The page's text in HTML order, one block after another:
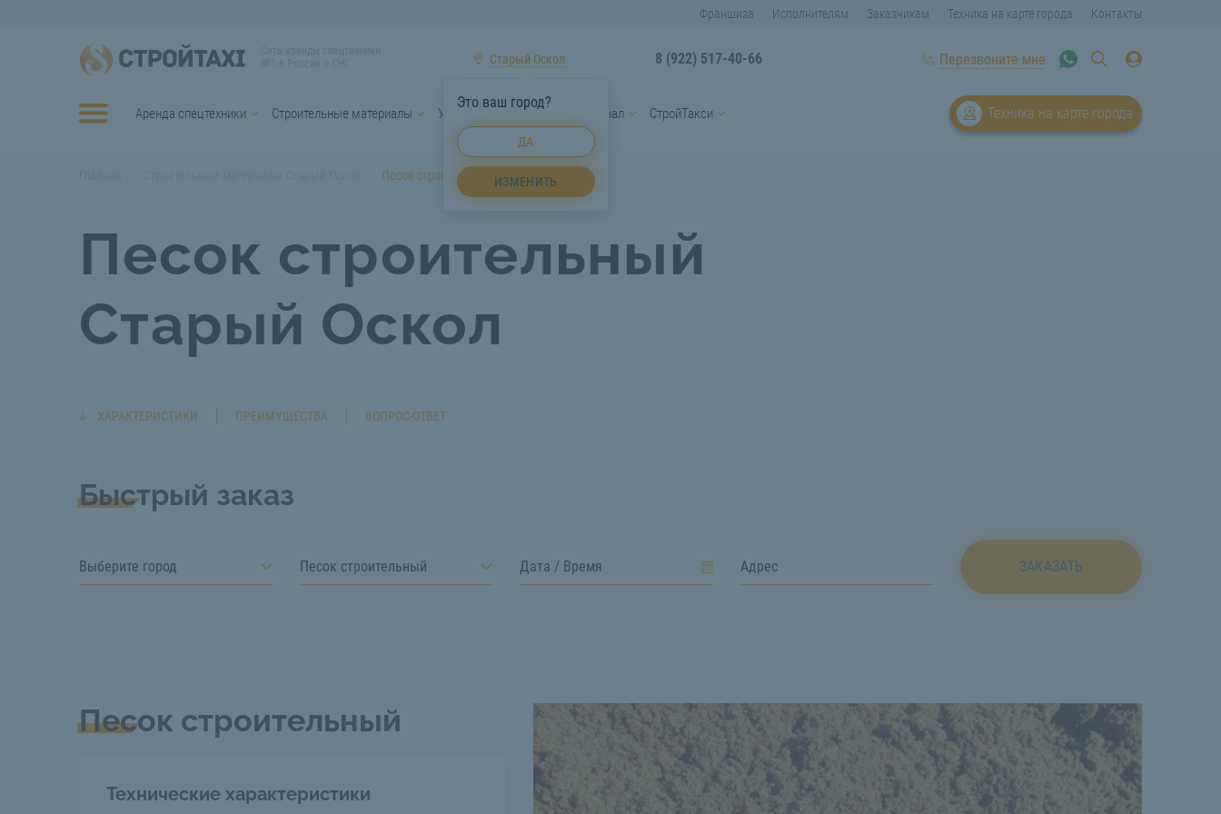
Франшиза Исполнителям Заказчикам Техника на карте города Контакты
Старый Оскол
Это ваш город?
ДА
ИЗМЕНИТЬ
8 (922) 517-40-66 Перезвоните мне
Аренда спецтехники Строительные материалы Услуги спецтехники Персонал СтройТакси Техника на карте города
Песок строительный Старый Оскол
Песок строительный
Старый Оскол
ХАРАКТЕРИСТИКИ ПРЕИМУЩЕСТВА ВОПРОС-ОТВЕТ
Быстрый заказ
Выберите город Песок строительный ЗАКАЗАТЬ
Песок строительный
Технические характеристики